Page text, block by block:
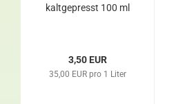
kaltgepresst 100 ml
3,50 EUR
35,00 EUR pro 1 Liter